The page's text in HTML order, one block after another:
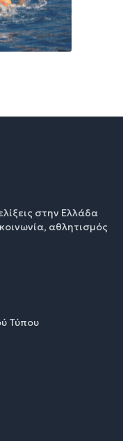
στην Ελλάδα
αθλητισμός
Τύπου